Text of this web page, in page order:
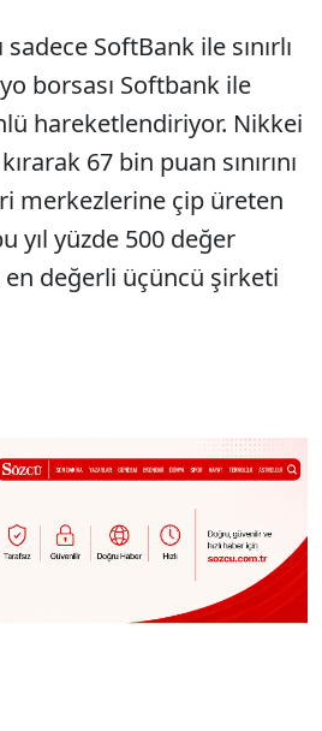
SoftBank ile sınırlı
borsası Softbank ile
hareketlendiriyor. Nikkei
67 bin puan sınırını
merkezlerine çip üreten
yıl yüzde 500 değer
değerli üçüncü şirketi